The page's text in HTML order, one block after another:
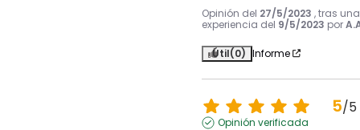
Opinión del 27/5/2023 , tras una
experiencia del 9/5/2023 por
Útil(0) Informe
5/5
Opinión verificada